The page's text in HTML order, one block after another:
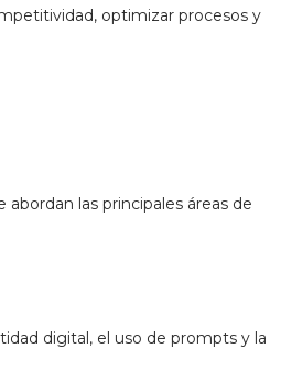
optimizar procesos y
las principales áreas de
digital, el uso de prompts y la